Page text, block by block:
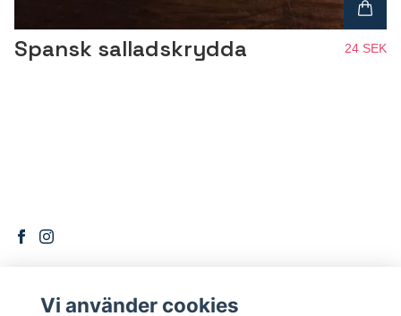
Spansk salladskrydda 24 SEK
DITT KONTO
Vi använder cookies